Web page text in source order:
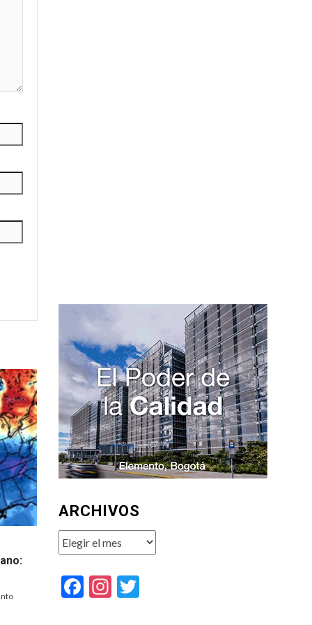
ARCHIVOS
Archivos
Facebook
Instagram
Twitter